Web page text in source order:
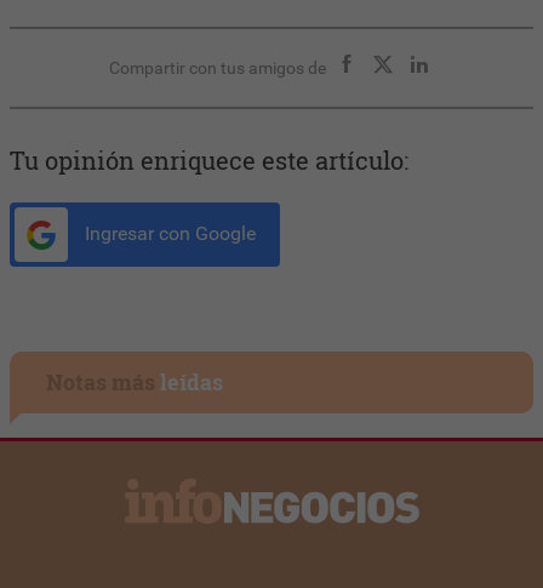
Compartir con tus amigos de
Tu opinión enriquece este artículo:
Ingresar con Google
leídas